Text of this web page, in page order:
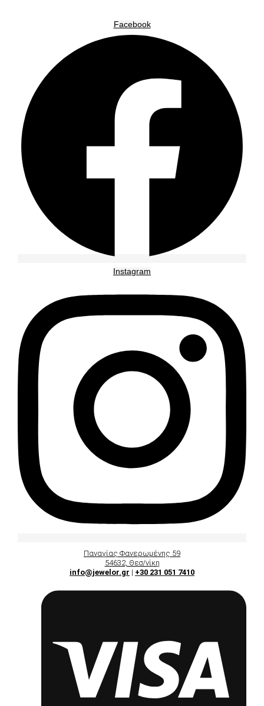
Facebook
Instagram
Παναγίας Φανερωμένης 59
54632, Θεσ/νίκη
info@jewelor.gr | +30 231 051 7410